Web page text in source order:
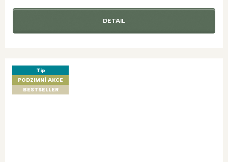
DETAIL
Tip
PODZIMNÍ AKCE
BESTSELLER